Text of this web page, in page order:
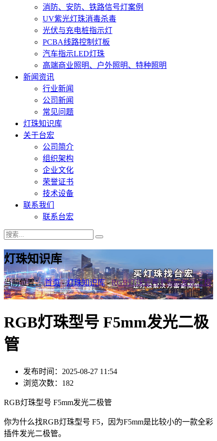
消防、安防、铁路信号灯案例
UV紫光灯珠消毒杀毒
光伏与充电桩指示灯
PCBA线路控制灯板
汽车指示LED灯珠
高端商业照明、户外照明、特种照明
新闻资讯
行业新闻
公司新闻
常见问题
灯珠知识库
关于台宏
公司简介
组织架构
企业文化
荣誉证书
技术设备
联系我们
联系台宏
灯珠知识库
当前位置：首页-灯珠知识库-RGB灯珠型号 F5mm发光二极
管
RGB灯珠型号 F5mm发光二极
管
发布时间：2025-08-27 11:54
浏览次数：182
RGB灯珠型号 F5mm发光二极管
你为什么找RGB灯珠型号 F5，因为F5mm是比较小的一款全彩
插件发光二极管。